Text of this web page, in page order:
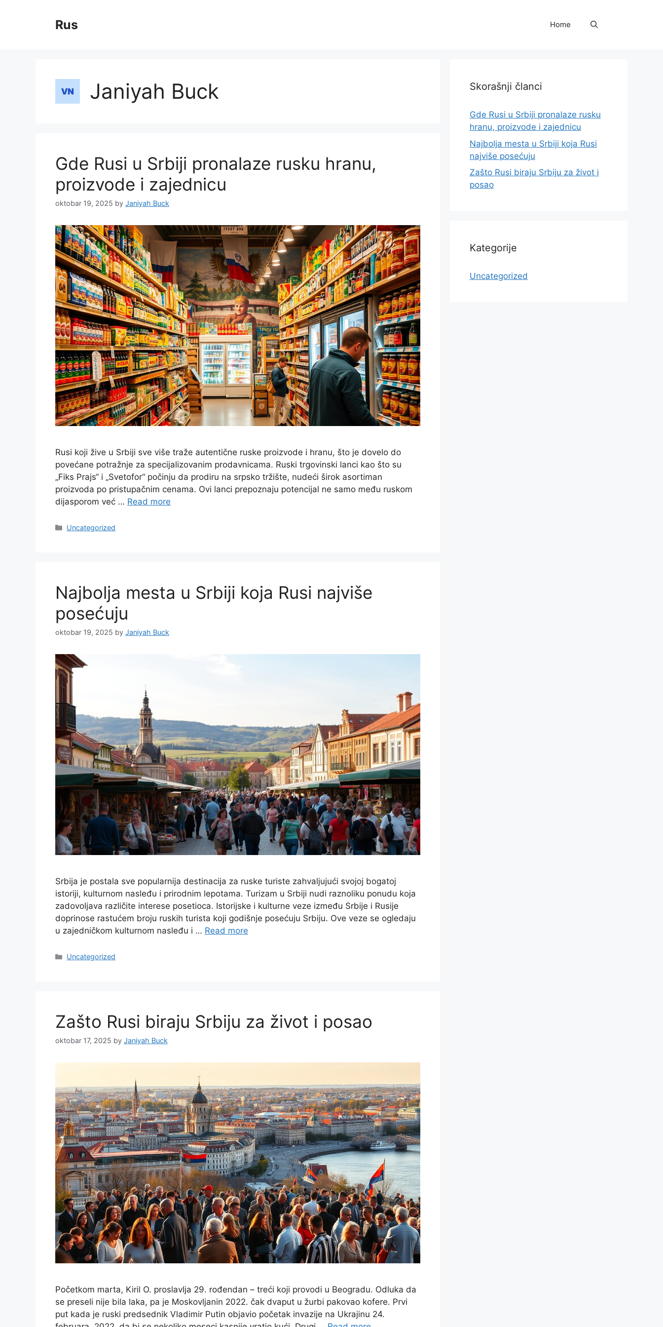
Rus Home
Janiyah Buck
Gde Rusi u Srbiji pronalaze rusku hranu,
proizvode i zajednicu
oktobar 19, 2025 by Janiyah Buck
Rusi koji žive u Srbiji sve više traže autentične ruske proizvode i hranu, što je dovelo do
povećane potražnje za specijalizovanim prodavnicama. Ruski trgovinski lanci kao što su
„Fiks Prajs“ i „Svetofor“ počinju da prodiru na srpsko tržište, nudeći širok asortiman
proizvoda po pristupačnim cenama. Ovi lanci prepoznaju potencijal ne samo među ruskom
dijasporom već … Read more
Categories
Uncategorized
Najbolja mesta u Srbiji koja Rusi najviše
posećuju
oktobar 19, 2025 by Janiyah Buck
Srbija je postala sve popularnija destinacija za ruske turiste zahvaljujući svojoj bogatoj
istoriji, kulturnom nasleđu i prirodnim lepotama. Turizam u Srbiji nudi raznoliku ponudu koja
zadovoljava različite interese posetioca. Istorijske i kulturne veze između Srbije i Rusije
doprinose rastućem broju ruskih turista koji godišnje posećuju Srbiju. Ove veze se ogledaju
u zajedničkom kulturnom nasleđu i … Read more
Categories
Uncategorized
Zašto Rusi biraju Srbiju za život i posao
oktobar 17, 2025 by Janiyah Buck
Početkom marta, Kiril O. proslavlja 29. rođendan – treći koji provodi u Beogradu. Odluka da
se preseli nije bila laka, pa je Moskovljanin 2022. čak dvaput u žurbi pakovao kofere. Prvi
put kada je ruski predsednik Vladimir Putin objavio početak invazije na Ukrajinu 24.
Skorašnji članci
Gde Rusi u Srbiji pronalaze rusku
hranu, proizvode i zajednicu
Najbolja mesta u Srbiji koja Rusi
najviše posećuju
Zašto Rusi biraju Srbiju za život i
posao
Kategorije
Uncategorized